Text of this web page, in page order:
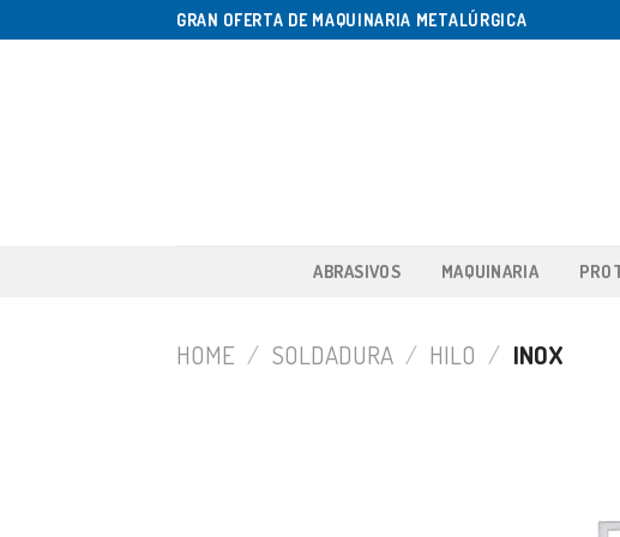
GRAN OFERTA DE MAQUINARIA METALÚRGICA
ABRASIVOS MAQUINARIA
HOME / SOLDADURA / HILO / INOX